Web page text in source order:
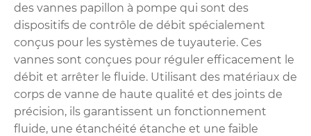
des vannes papillon à pompe qui sont des
dispositifs de contrôle de débit spécialement
conçus pour les systèmes de tuyauterie. Ces
vannes sont conçues pour réguler efficacement le
débit et arrêter le fluide. Utilisant des matériaux de
corps de vanne de haute qualité et des joints de
précision, ils garantissent un fonctionnement
fluide, une étanchéité étanche et une faible